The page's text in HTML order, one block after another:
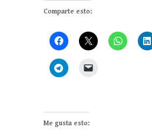
Comparte esto:
Me gusta esto: